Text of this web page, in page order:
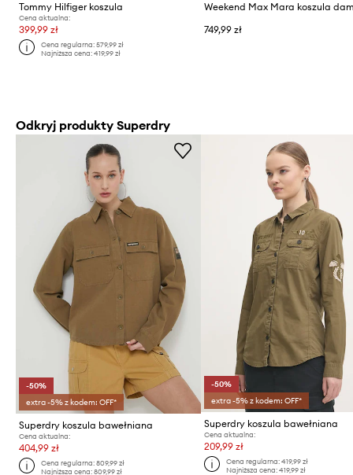
Tommy Hilfiger koszula
Cena aktualna:
399,99 zł
Cena regularna:579,99 zł
Najniższa cena:419,99 zł
749,99 zł
Odkryj produkty Superdry
-50%
extra -5% z kodem: OFF*
Superdry koszula bawełniana
Cena aktualna:
404,99 zł
Cena regularna:809,99 zł
Najniższa cena:809,99 zł
-50%
extra -5% z kodem: OFF*
Superdry koszula bawełniana
Cena aktualna:
209,99 zł
Cena regularna: 419,99 zł
Najniższa cena: 419,99 zł